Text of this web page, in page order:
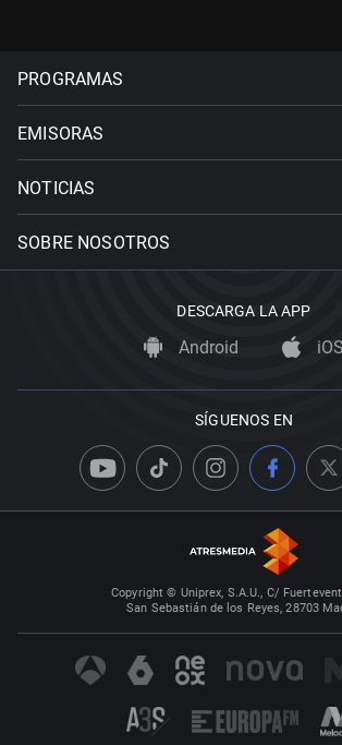
PROGRAMAS
EMISORAS
NOTICIAS
SOBRE NOSOTROS
DESCARGA LA APP
Android iOS
SÍGUENOS EN
Copyright © Uniprex, S.A.U., C/
San Sebastián de los Reyes, 28703